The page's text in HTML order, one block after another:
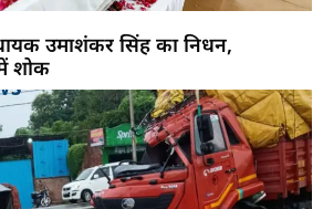
उमाशंकर सिंह का निधन,
शोक